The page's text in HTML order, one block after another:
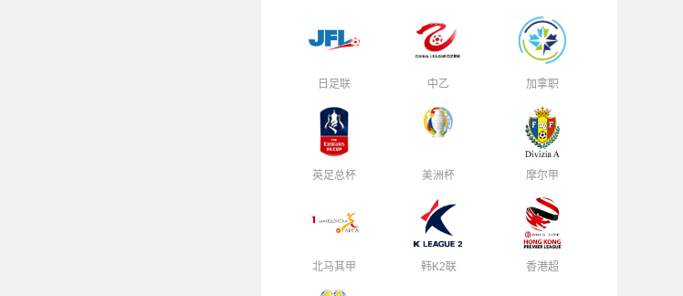
日足联 中乙 加拿职
英足总杯 美洲杯 摩尔甲
北马其甲 韩K2联 香港超